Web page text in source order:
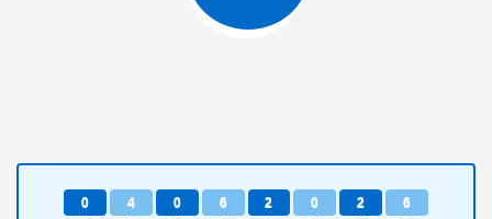
0 4 0 6 2 0 2
6